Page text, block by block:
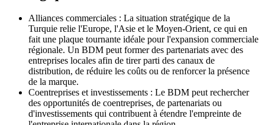
Alliances commerciales : La situation stratégique de la
Turquie relie l'Europe, l'Asie et le Moyen-Orient, ce qui en
fait une plaque tournante idéale pour l'expansion commerciale
régionale. Un BDM peut former des partenariats avec des
entreprises locales afin de tirer parti des canaux de
distribution, de réduire les coûts ou de renforcer la présence
de la marque.
Coentreprises et investissements : Le BDM peut rechercher
des opportunités de coentreprises, de partenariats ou
d'investissements qui contribuent à étendre l'empreinte de